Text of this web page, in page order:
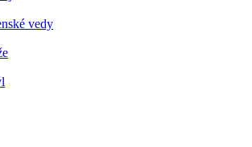
vedy